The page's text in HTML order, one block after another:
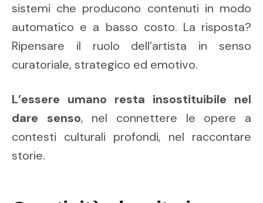
sistemi che producono contenuti in modo
automatico e a basso costo. La risposta?
Ripensare il ruolo dell’artista in senso
curatoriale, strategico ed emotivo.
L’essere umano resta insostituibile nel
dare senso, nel connettere le opere a
contesti culturali profondi, nel raccontare
storie.